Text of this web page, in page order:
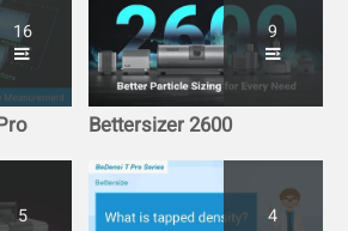
16 9
Bettersizer 2600
5 4